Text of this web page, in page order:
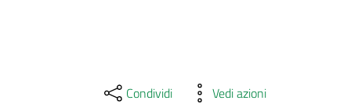
Condividi Vedi azioni